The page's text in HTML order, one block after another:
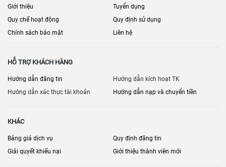
Giới thiệu
Tuyển dụng
Quy chế hoạt động
Quy định sử dụng
Chính sách bảo mật
Liên hệ
HỖ TRỢ KHÁCH HÀNG
Hướng dẫn đăng tin
Hướng dẫn kích hoạt TK
Hướng dẫn xác thực tài khoản
Hướng dẫn nạp và chuyển tiền
KHÁC
Bảng giá dịch vụ
Quy định đăng tin
Giải quyết khiếu nại
Giới thiệu thành viên mới